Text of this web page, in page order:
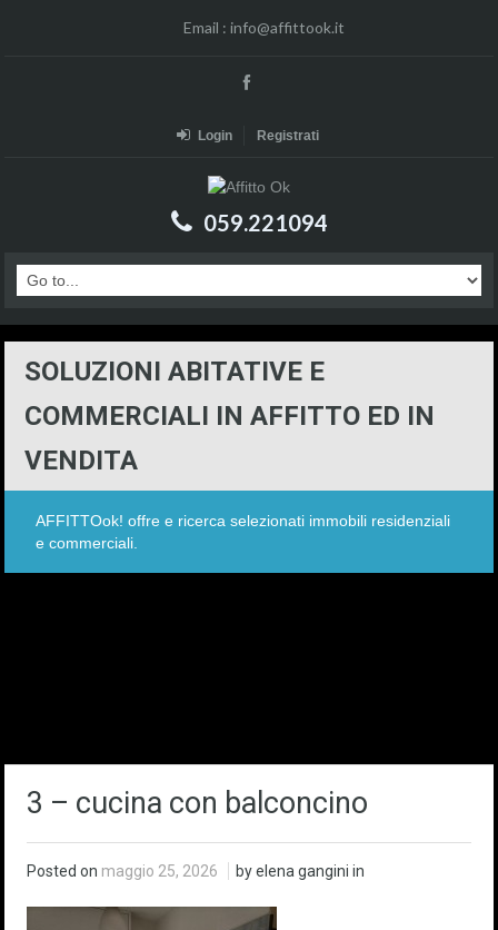
Email : info@affittook.it
Login Registrati
059.221094
SOLUZIONI ABITATIVE E
COMMERCIALI IN AFFITTO ED IN
VENDITA
AFFITTOok! offre e ricerca selezionati immobili residenziali
e commerciali.
3 – cucina con balconcino
Posted on maggio 25, 2026 by elena gangini in